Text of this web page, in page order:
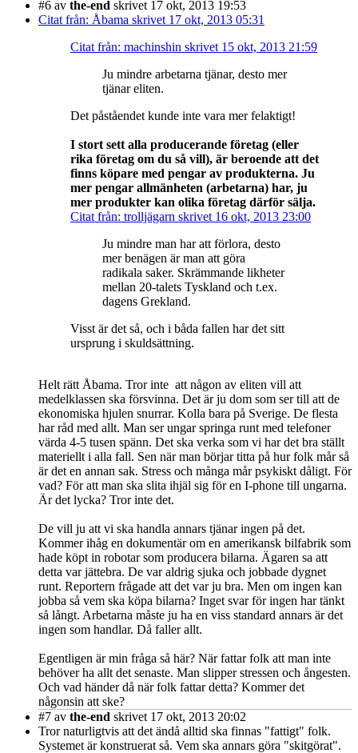
#6 av the-end skrivet 17 okt, 2013 19:53
Citat från: Åbama skrivet 17 okt, 2013 05:31
Citat från: machinshin skrivet 15 okt, 2013 21:59
Ju mindre arbetarna tjänar, desto mer
tjänar eliten.
Det påståendet kunde inte vara mer felaktigt!
I stort sett alla producerande företag (eller
rika företag om du så vill), är beroende att det
finns köpare med pengar av produkterna. Ju
mer pengar allmänheten (arbetarna) har, ju
mer produkter kan olika företag därför sälja.
Citat från: trolljägarn skrivet 16 okt, 2013 23:00
Ju mindre man har att förlora, desto
mer benägen är man att göra
radikala saker. Skrämmande likheter
mellan 20-talets Tyskland och t.ex.
dagens Grekland.
Visst är det så, och i båda fallen har det sitt
ursprung i skuldsättning.
Helt rätt Åbama. Tror inte att någon av eliten vill att
medelklassen ska försvinna. Det är ju dom som ser till att de
ekonomiska hjulen snurrar. Kolla bara på Sverige. De flesta
har råd med allt. Man ser ungar springa runt med telefoner
värda 4-5 tusen spänn. Det ska verka som vi har det bra ställt
materiellt i alla fall. Sen när man börjar titta på hur folk mår så
är det en annan sak. Stress och många mår psykiskt dåligt. För
vad? För att man ska slita ihjäl sig för en I-phone till ungarna.
Är det lycka? Tror inte det.
De vill ju att vi ska handla annars tjänar ingen på det.
Kommer ihåg en dokumentär om en amerikansk bilfabrik som
hade köpt in robotar som producera bilarna. Ägaren sa att
detta var jättebra. De var aldrig sjuka och jobbade dygnet
runt. Reportern frågade att det var ju bra. Men om ingen kan
jobba så vem ska köpa bilarna? Inget svar för ingen har tänkt
så långt. Arbetarna måste ju ha en viss standard annars är det
ingen som handlar. Då faller allt.
Egentligen är min fråga så här? När fattar folk att man inte
behöver ha allt det senaste. Man slipper stressen och ångesten.
Och vad händer då när folk fattar detta? Kommer det
någonsin att ske?
#7 av the-end skrivet 17 okt, 2013 20:02
Tror naturligtvis att det ändå alltid ska finnas "fattigt" folk.
Systemet är konstruerat så. Vem ska annars göra "skitgörat".